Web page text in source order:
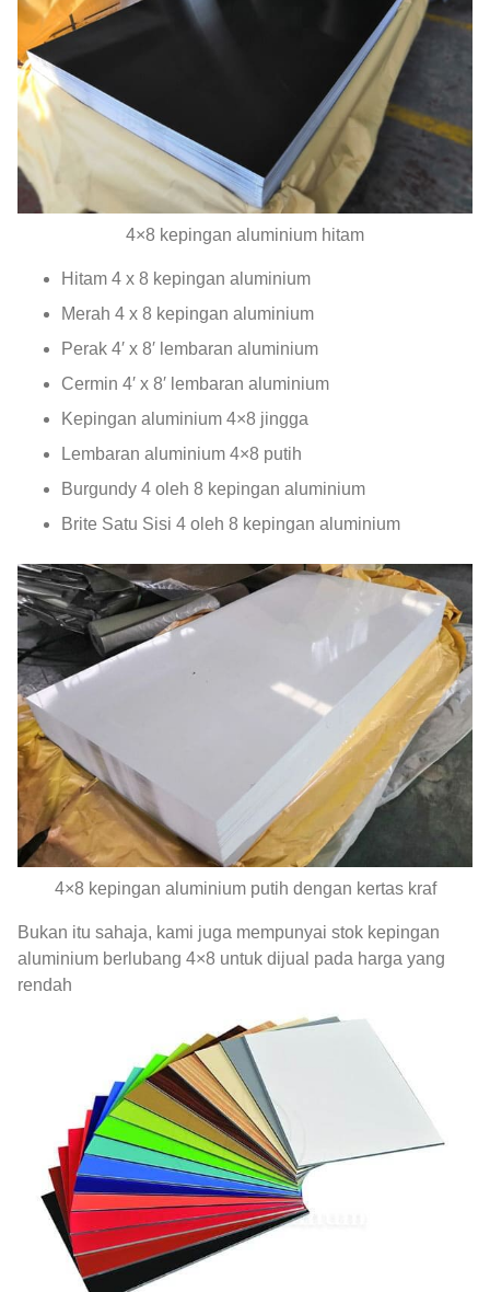
4×8 kepingan aluminium hitam
Hitam 4 x 8 kepingan aluminium
Merah 4 x 8 kepingan aluminium
Perak 4′ x 8′ lembaran aluminium
Cermin 4′ x 8′ lembaran aluminium
Kepingan aluminium 4×8 jingga
Lembaran aluminium 4×8 putih
Burgundy 4 oleh 8 kepingan aluminium
Brite Satu Sisi 4 oleh 8 kepingan aluminium
4×8 kepingan aluminium putih dengan kertas kraf
Bukan itu sahaja, kami juga mempunyai stok kepingan
aluminium berlubang 4×8 untuk dijual pada harga yang
rendah